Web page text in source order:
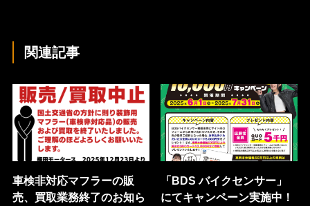
関連記事
車検非対応マフラーの販
売、買取業務終了のお知ら
「BDS バイクセンサー」
にてキャンペーン実施中！